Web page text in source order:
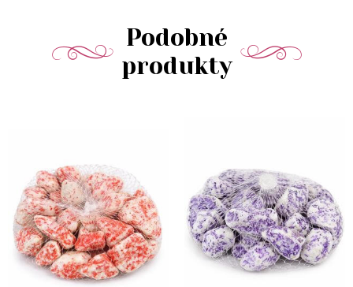
Podobné
produkty